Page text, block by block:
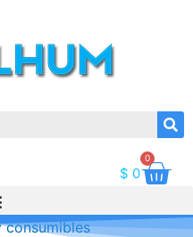
$ 0
0
consumibles